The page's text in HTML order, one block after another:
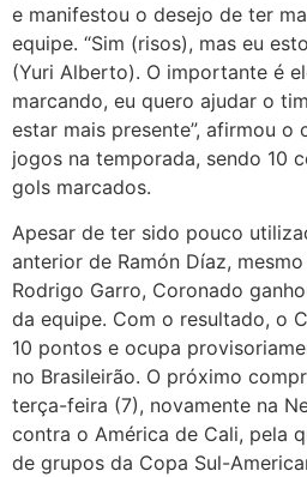
e manifestou o desejo de ter
equipe. “Sim (risos), mas eu
(Yuri Alberto). O importante é
marcando, eu quero ajudar o
estar mais presente”, afirmou o
jogos na temporada, sendo 10
gols marcados.
Apesar de ter sido pouco
anterior de Ramón Díaz,
Rodrigo Garro, Coronado
da equipe. Com o resultado, o
10 pontos e ocupa
no Brasileirão. O próximo
terça-feira (7), novamente na
contra o América de Cali, pela
de grupos da Copa Sul-